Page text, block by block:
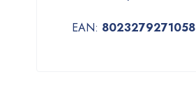
EAN: 8023279271058